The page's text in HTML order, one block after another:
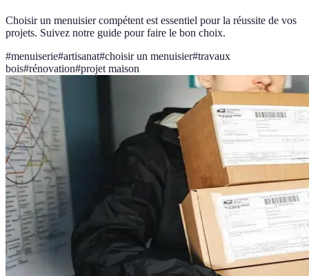
Choisir un menuisier compétent est essentiel pour la réussite de vos
projets. Suivez notre guide pour faire le bon choix.
#menuiserie#artisanat#choisir un menuisier#travaux
bois#rénovation#projet maison